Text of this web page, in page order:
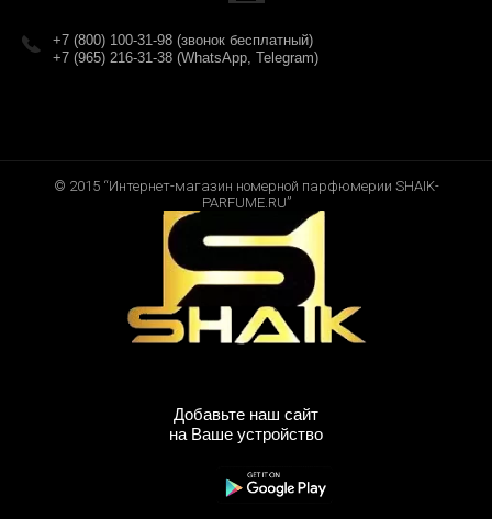
+7 (800) 100-31-98 (звонок бесплатный)
+7 (965) 216-31-38 (WhatsApp, Telegram)
© 2015 “Интернет-магазин номерной парфюмерии SHAIK-
PARFUME.RU”
Добавьте наш сайт
на Ваше устройство